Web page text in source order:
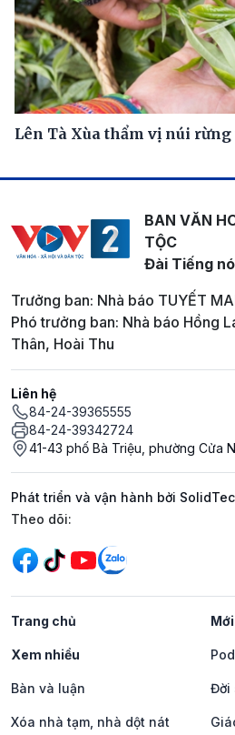
Lên Tà Xùa thẩm vị núi
BAN VĂN
TỘC
Đài Tiếng
Trưởng ban: Nhà báo TUYẾT
Phó trưởng ban: Nhà báo Hồng
Thân, Hoài Thu
Liên hệ
84-24-39365555
84-24-39342724
41-43 phố Bà Triệu, phường Cửa
Phát triển và vận hành bởi
Mạng xã hội
Theo dõi:
Trang chủ
Xem nhiều
Bàn và luận Đời
Xóa nhà tạm, nhà dột nát